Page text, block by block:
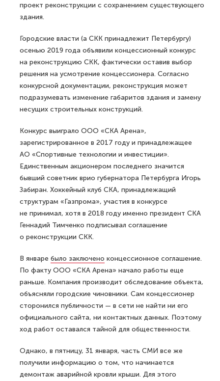
проект реконструкции с сохранением существующего
здания.
Городские власти (а СКК принадлежит Петербургу)
осенью 2019 года объявили концессионный конкурс
на реконструкцию СКК, фактически оставив выбор
решения на усмотрение концессионера. Согласно
конкурсной документации, реконструкция может
подразумевать изменение габаритов здания и замену
несущих строительных конструкций.
Конкурс выиграло ООО «СКА Арена»,
зарегистрированное в 2017 году и принадлежащее
АО «Спортивные технологии и инвестиции».
Единственным акционером последнего значится
бывший советник врио губернатора Петербурга Игорь
Забиран. Хоккейный клуб СКА, принадлежащий
структурам «Газпрома», участия в конкурсе
не принимал, хотя в 2018 году именно президент СКА
Геннадий Тимченко подписывал соглашение
о реконструкции СКК.
В январе было заключено концессионное соглашение.
По факту ООО «СКА Арена» начало работы еще
раньше. Компания производит обследование объекта,
объясняли городские чиновники. Сам концессионер
сторонился публичности — в сети не найти ни его
официального сайта, ни контактных данных. Поэтому
ход работ оставался тайной для общественности.
Однако, в пятницу, 31 января, часть СМИ все же
получили информацию о том, что начинается
демонтаж аварийной кровли крыши. Для этого